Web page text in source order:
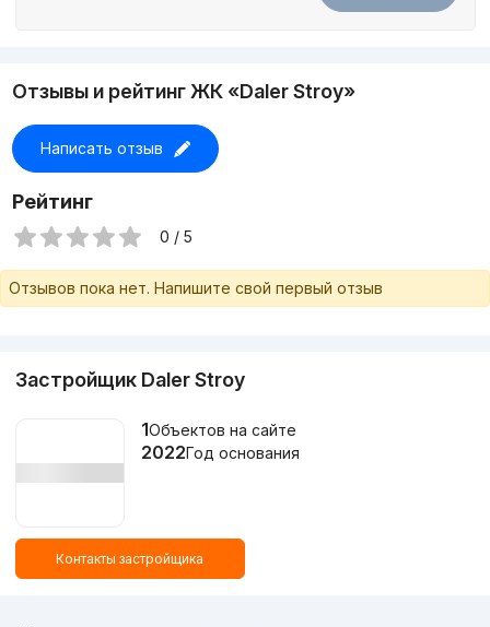
2-комнатные от 62 до 84 кв. м. И минимальная цена за
квартиру начинается от 465.900.000 сумов.
Для уточнения деталей и более подробной информации
просьба связываться с застройщиком.
Отзывы и рейтинг ЖК «Daler Stroy»
Написать отзыв
Рейтинг
0 / 5
Отзывов пока нет. Напишите свой первый отзыв
Застройщик Daler Stroy
1Объектов на сайте
2022Год основания
Контакты застройщика